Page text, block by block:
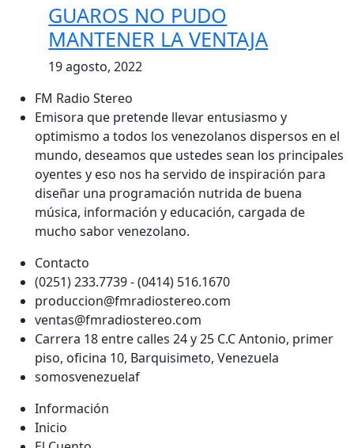
GUAROS NO PUDO
MANTENER LA VENTAJA
19 agosto, 2022
FM Radio Stereo
Emisora que pretende llevar entusiasmo y
optimismo a todos los venezolanos dispersos en el
mundo, deseamos que ustedes sean los principales
oyentes y eso nos ha servido de inspiración para
diseñar una programación nutrida de buena
música, información y educación, cargada de
mucho sabor venezolano.
Contacto
(0251) 233.7739 - (0414) 516.1670
produccion@fmradiostereo.com
ventas@fmradiostereo.com
Carrera 18 entre calles 24 y 25 C.C Antonio, primer
piso, oficina 10, Barquisimeto, Venezuela
somosvenezuelaf
Información
Inicio